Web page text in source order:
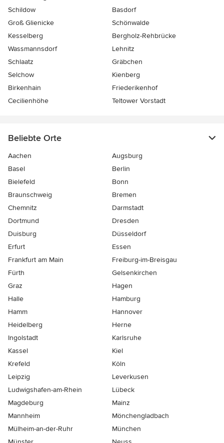
Schildow
Basdorf
Groß Glienicke
Schönwalde
Kesselberg
Bergholz-Rehbrücke
Wassmannsdorf
Lehnitz
Schlaatz
Gräbchen
Selchow
Kienberg
Birkenhain
Friederikenhof
Cecilienhöhe
Teltower Vorstadt
Beliebte Orte
Aachen
Augsburg
Basel
Berlin
Bielefeld
Bonn
Braunschweig
Bremen
Chemnitz
Darmstadt
Dortmund
Dresden
Duisburg
Düsseldorf
Erfurt
Essen
Frankfurt am Main
Freiburg-im-Breisgau
Fürth
Gelsenkirchen
Graz
Hagen
Halle
Hamburg
Hamm
Hannover
Heidelberg
Herne
Ingolstadt
Karlsruhe
Kassel
Kiel
Krefeld
Köln
Leipzig
Leverkusen
Ludwigshafen-am-Rhein
Lübeck
Magdeburg
Mainz
Mannheim
Mönchen­gladbach
Mülheim-an-der-Ruhr
München